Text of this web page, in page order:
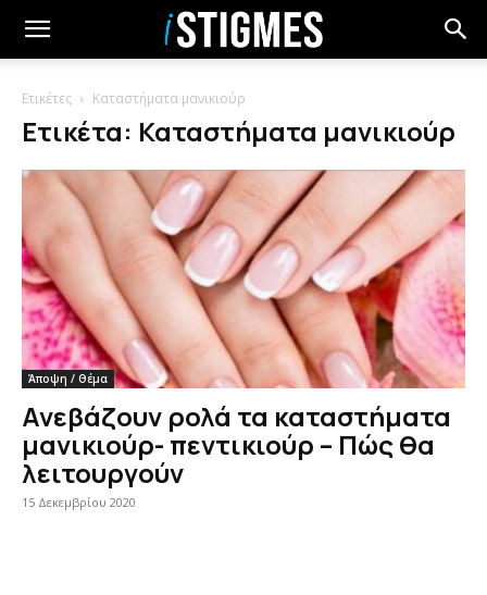
Ετικέτες Καταστήματα μανικιούρ
Ετικέτα: Καταστήματα μανικιούρ
Άποψη / Θέμα
Ανεβάζουν ρολά τα καταστήματα
μανικιούρ- πεντικιούρ – Πώς θα
λειτουργούν
15 Δεκεμβρίου 2020